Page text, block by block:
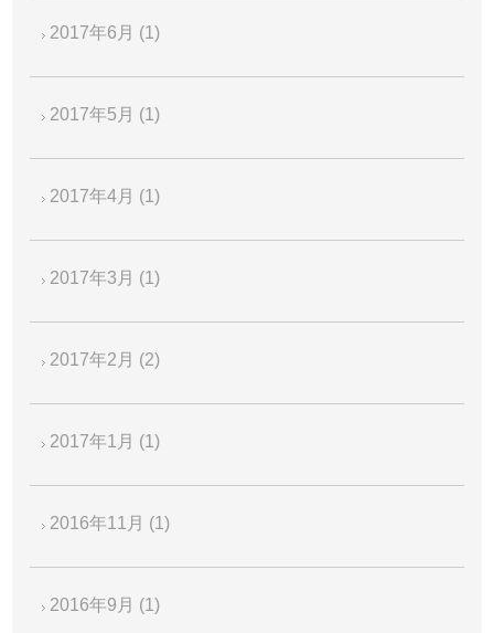
2017年6月 (1)
2017年5月 (1)
2017年4月 (1)
2017年3月 (1)
2017年2月 (2)
2017年1月 (1)
2016年11月 (1)
2016年9月 (1)